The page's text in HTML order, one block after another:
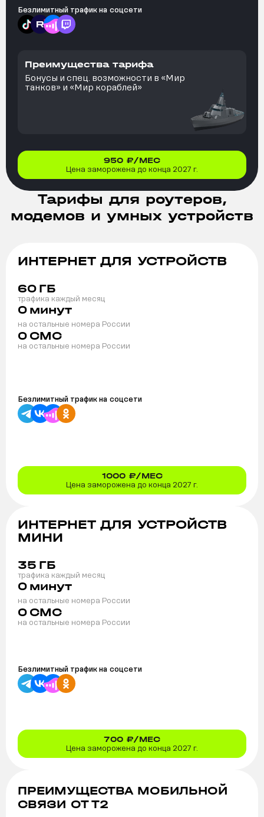
Безлимитный трафик на соцсети
Преимущества тарифа
Бонусы и спец. возможности в «Мир
танков» и «Мир кораблей»
950 ₽/МЕС
Цена заморожена до конца 2027 г.
Тарифы для роутеров,
модемов и умных устройств
ИНТЕРНЕТ ДЛЯ УСТРОЙСТВ
60 ГБ
трафика каждый месяц
0 минут
на остальные номера России
0 СМС
на остальные номера России
Безлимитный трафик на соцсети
1000 ₽/МЕС
Цена заморожена до конца 2027 г.
ИНТЕРНЕТ ДЛЯ УСТРОЙСТВ
МИНИ
35 ГБ
трафика каждый месяц
0 минут
на остальные номера России
0 СМС
на остальные номера России
Безлимитный трафик на соцсети
700 ₽/МЕС
Цена заморожена до конца 2027 г.
ПРЕИМУЩЕСТВА МОБИЛЬНОЙ
СВЯЗИ ОТ Т2